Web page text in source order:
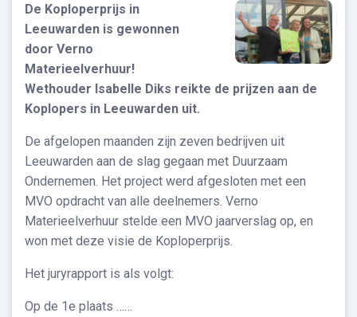
De Koploperprijs in
Leeuwarden is gewonnen
door Verno
Materieelverhuur!
Wethouder Isabelle Diks reikte de prijzen aan de
Koplopers in Leeuwarden uit.
De afgelopen maanden zijn zeven bedrijven uit
Leeuwarden aan de slag gegaan met Duurzaam
Ondernemen. Het project werd afgesloten met een
MVO opdracht van alle deelnemers. Verno
Materieelverhuur stelde een MVO jaarverslag op, en
won met deze visie de Koploperprijs.
Het juryrapport is als volgt:
Op de 1e plaats ……